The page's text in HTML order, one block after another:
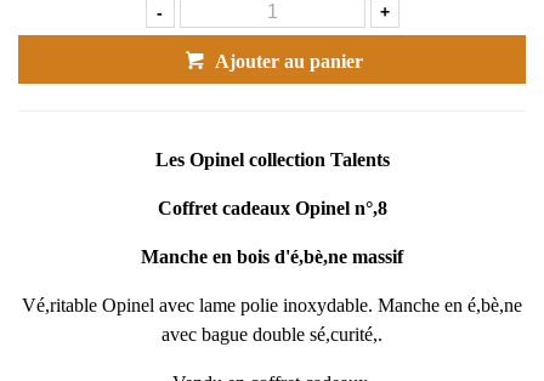
- +
Ajouter au panier
Les Opinel collection Talents
Coffret cadeaux Opinel n°,8
Manche en bois d'é,bè,ne massif
Vé,ritable Opinel avec lame polie inoxydable. Manche en é,bè,ne
avec bague double sé,curité,.